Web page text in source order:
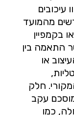
מהמועד
בקמפיין
התאמה בין
או
חלק
עקב
כמו